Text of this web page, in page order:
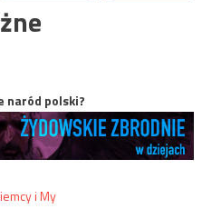
naród polski?